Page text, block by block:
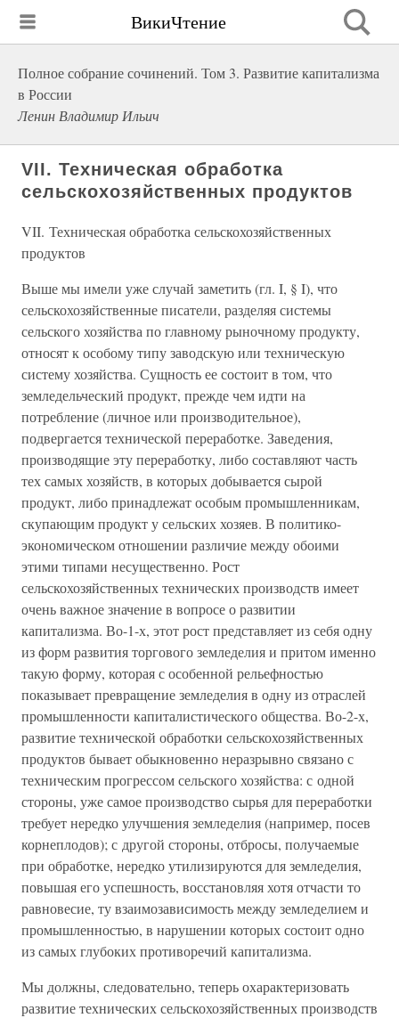
ВикиЧтение
Полное собрание сочинений. Том 3. Развитие капитализма
в России
Ленин Владимир Ильич
VII. Техническая обработка
сельскохозяйственных продуктов
VII. Техническая обработка сельскохозяйственных
продуктов
Выше мы имели уже случай заметить (гл. I, § I), что
сельскохозяйственные писатели, разделяя системы
сельского хозяйства по главному рыночному продукту,
относят к особому типу заводскую или техническую
систему хозяйства. Сущность ее состоит в том, что
земледельческий продукт, прежде чем идти на
потребление (личное или производительное),
подвергается технической переработке. Заведения,
производящие эту переработку, либо составляют часть
тех самых хозяйств, в которых добывается сырой
продукт, либо принадлежат особым промышленникам,
скупающим продукт у сельских хозяев. В политико-
экономическом отношении различие между обоими
этими типами несущественно. Рост
сельскохозяйственных технических производств имеет
очень важное значение в вопросе о развитии
капитализма. Во-1-х, этот рост представляет из себя одну
из форм развития торгового земледелия и притом именно
такую форму, которая с особенной рельефностью
показывает превращение земледелия в одну из отраслей
промышленности капиталистического общества. Во-2-х,
развитие технической обработки сельскохозяйственных
продуктов бывает обыкновенно неразрывно связано с
техническим прогрессом сельского хозяйства: с одной
стороны, уже самое производство сырья для переработки
требует нередко улучшения земледелия (например, посев
корнеплодов); с другой стороны, отбросы, получаемые
при обработке, нередко утилизируются для земледелия,
повышая его успешность, восстановляя хотя отчасти то
равновесие, ту взаимозависимость между земледелием и
промышленностью, в нарушении которых состоит одно
из самых глубоких противоречий капитализма.
Мы должны, следовательно, теперь охарактеризовать
развитие технических сельскохозяйственных производств